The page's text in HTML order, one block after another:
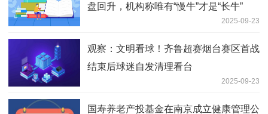
盘回升，机构称唯有“慢牛”才是“长牛”
2025-09-23
观察：文明看球！齐鲁超赛烟台赛区首战
结束后球迷自发清理看台
2025-09-23
国寿养老产投基金在南京成立健康管理公